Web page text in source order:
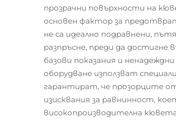
прозрачни повърхности на
основен фактор за
не са идеално подравнени,
разпръсне, преди да
базови показания и
оборудване използват
гарантират, че прозорците
изисквания за равнинност,
високопроизводителна